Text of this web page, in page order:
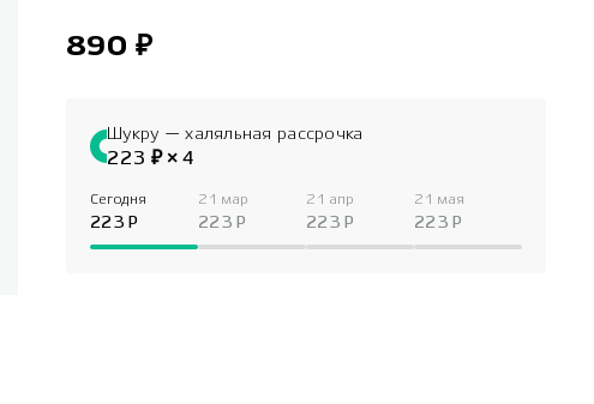
890 ₽
Шукру — халяльная рассрочка
223 ₽ × 4
Сегодня
223 P
21 мар
223 P
21 апр
223 P
21 мая
223 P